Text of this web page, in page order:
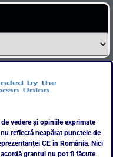
vedere și opiniile exprimate
reflectă neapărat punctele de
CE în România. Nici
grantul nu pot fi făcute